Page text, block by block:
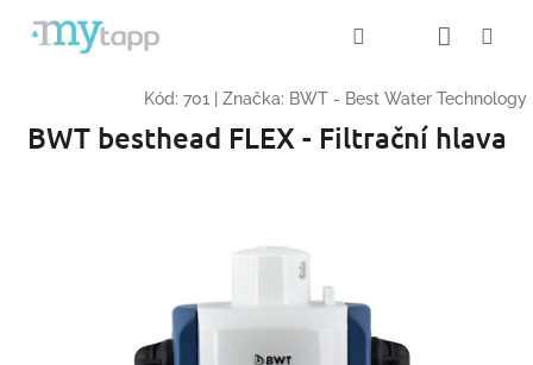
Přihlášení
košík
Kód: 701 Značka: BWT - Best Water Technology
BWT besthead FLEX - Filtrační hlava